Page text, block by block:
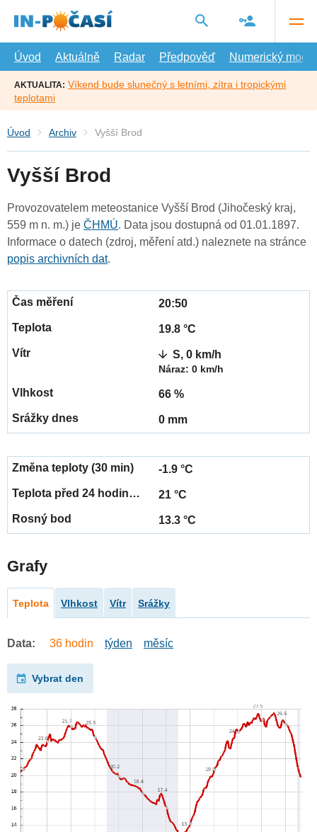
hlavní
Úvod
Aktuálně Radar Předpověď Numerický model
AKTUALITA: Víkend bude slunečný s letními, zítra i tropickými
teplotami
Úvod Archiv Vyšší Brod
Vyšší Brod
Provozovatelem meteostanice Vyšší Brod (Jihočeský kraj,
559 m n. m.) je ČHMÚ. Data jsou dostupná od 01.01.1897.
Informace o datech (zdroj, měření atd.) naleznete na stránce
popis archivních dat.
20:50
19.8 °C
S, 0 km/h
Náraz: 0 km/h
66 %
0 mm
-1.9 °C
21 °C
13.3 °C
Grafy
Teplota Vlhkost Vítr Srážky
Data: 36 hodin týden měsíc
Vybrat den